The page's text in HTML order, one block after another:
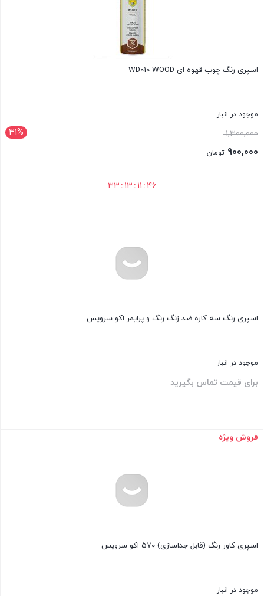
اسپری رنگ چوب قهوه ای WD010 WOOD
موجود در انبار
31% 1,300,000
900,000 تومان
33 : 13 : 11 : 45
اسپری رنگ سه‌ کاره ضد زنگ رنگ و پرایمر اکو سرویس
موجود در انبار
برای قیمت تماس بگیرید
بستن
فروش ویژه
اسپری کاور رنگ (قابل جداسازی) ۵۷۰ اکو سرویس
موجود در انبار